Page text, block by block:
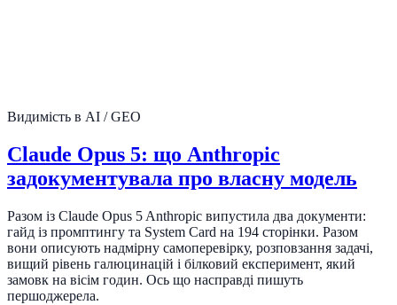
Видимість в AI / GEO
Claude Opus 5: що Anthropic
задокументувала про власну модель
Разом із Claude Opus 5 Anthropic випустила два документи:
гайд із промптингу та System Card на 194 сторінки. Разом
вони описують надмірну самоперевірку, розповзання задачі,
вищий рівень галюцинацій і білковий експеримент, який
замовк на вісім годин. Ось що насправді пишуть
першоджерела.